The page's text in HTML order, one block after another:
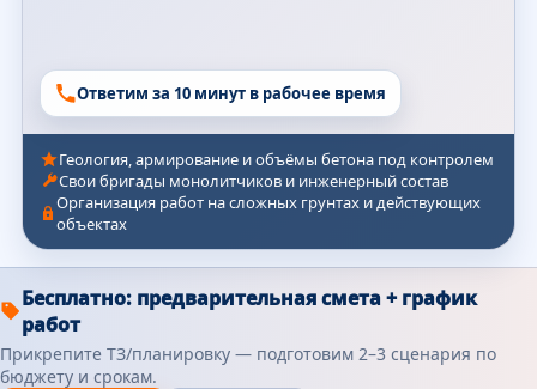
Ответим за 10 минут в рабочее время
Геология, армирование и объёмы бетона под контролем
Свои бригады монолитчиков и инженерный состав
Организация работ на сложных грунтах и действующих
объектах
Бесплатно: предварительная смета + график
работ
Прикрепите ТЗ/планировку — подготовим 2–3 сценария по
бюджету и срокам.